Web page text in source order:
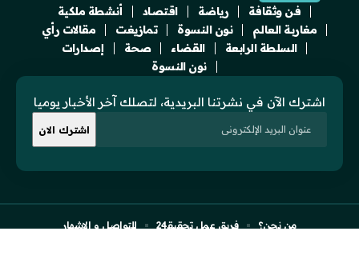
فن وثقافة
رياضة اقتصاد
أنشطة ملكية
مغاربة العالم
نون النسوة تمازيغت
مقالات رأي
السلطة الرابعة
القضاء صحة
إصدارات
نون النسوة
اشترك الآن في نشرتنا البريدية، لتصلك آخر الأخبار يوميا
من نحن؟ فريق عمل تحقيقـ24
للتواصل و الإشهار